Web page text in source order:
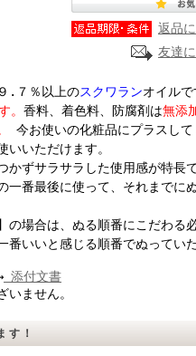
返品
友達
.７％以上のスクワランオイルで
。 香料、着色料、防腐剤は無添
今お使いの化粧品にプラスし
いただけます。
ずサラサラした使用感が特長
一番最後に使って、それまでに
場合は、ぬる順番にこだわる
番いいと感じる順番でぬってい
添付文書
ません。
す！